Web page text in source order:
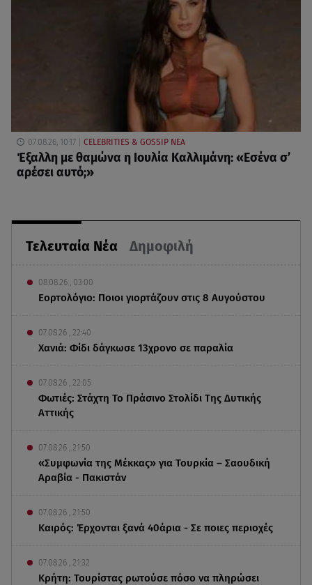
Τελευταία Νέα Δημοφιλή
08.08.26 , 03:00
Εορτολόγιο: Ποιοι γιορτάζουν στις 8 Αυγούστου
07.08.26 , 22:40
Χανιά: Φίδι δάγκωσε 13χρονο σε παραλία
07.08.26 , 22:05
Φωτιές: Στάχτη Το Πράσινο Στολίδι Της Δυτικής
Αττικής
07.08.26 , 21:50
«Συμφωνία της Μέκκας» για Τουρκία – Σαουδική
Αραβία - Πακιστάν
07.08.26 , 21:50
Καιρός: Έρχονται ξανά 40άρια - Σε ποιες περιοχές
07.08.26 , 21:32
Κρήτη: Τουρίστας ρωτούσε πόσο να πληρώσει
07.08.26, 10:17 CELEBRITIES & GOSSIP ΝΕΑ
Έξαλλη με θαμώνα η Ιουλία Καλλιμάνη: «Εσένα σ’
αρέσει αυτό;»